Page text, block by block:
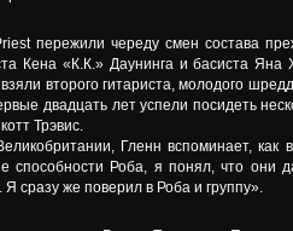
пережили череду смен состава
Кена «К.К.» Даунинга и басиста
второго гитариста, молодого
двадцать лет успели посидеть
Трэвис.
Гленн вспоминает, как
способности Роба, я понял, что они
Я сразу же поверил в Роба и группу».